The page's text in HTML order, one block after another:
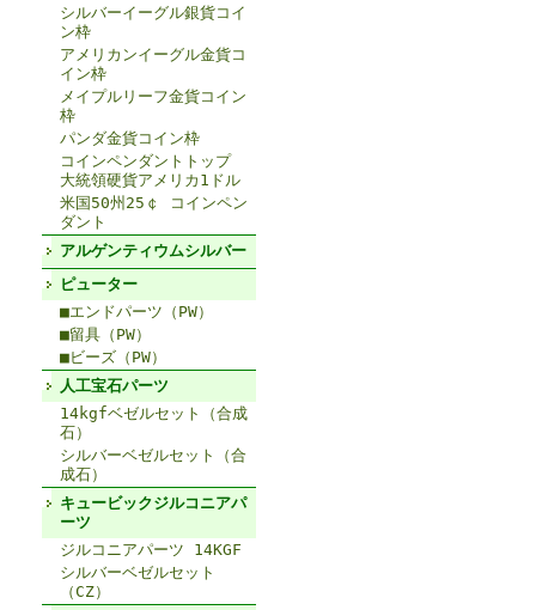
シルバーイーグル銀貨コイ
ン枠
アメリカンイーグル金貨コ
イン枠
メイプルリーフ金貨コイン
枠
パンダ金貨コイン枠
コインペンダントトップ
大統領硬貨アメリカ1ドル
米国50州25￠ コインペン
ダント
アルゲンティウムシルバー
ピューター
■エンドパーツ（PW）
■留具（PW）
■ビーズ（PW）
人工宝石パーツ
14kgfベゼルセット（合成
石）
シルバーベゼルセット（合
成石）
キュービックジルコニアパ
ーツ
ジルコニアパーツ 14KGF
シルバーベゼルセット
（CZ）